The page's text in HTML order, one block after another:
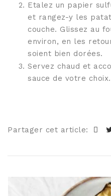
Etalez un papier
et rangez-y les
couche. Glissez au
environ, en les
soient bien dorées.
Servez chaud et
sauce de votre choix.
Partager cet article: